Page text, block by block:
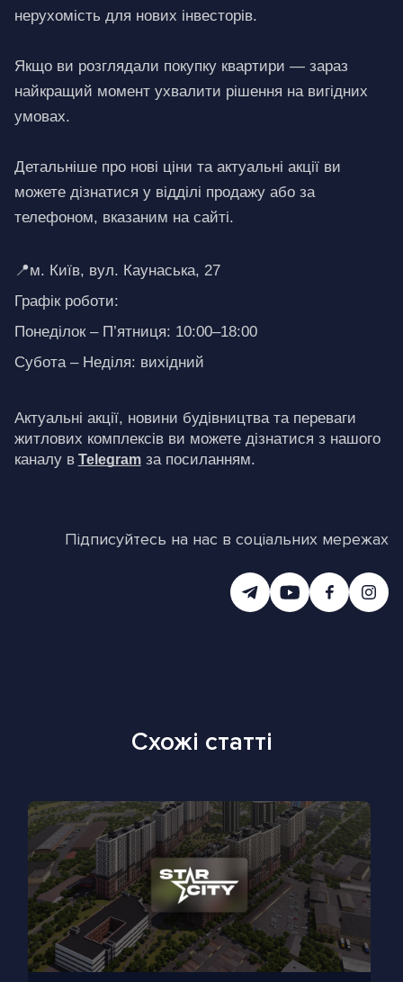
нерухомість для нових інвесторів.
Якщо ви розглядали покупку квартири — зараз
найкращий момент ухвалити рішення на вигідних
умовах.
Детальніше про нові ціни та актуальні акції ви
можете дізнатися у відділі продажу або за
телефоном, вказаним на сайті.
📍м. Київ, вул. Каунаська, 27
Графік роботи:
Понеділок – П’ятниця: 10:00–18:00
Субота – Неділя: вихідний
Актуальні акції, новини будівництва та переваги
житлових комплексів ви можете дізнатися з нашого
каналу в Telegram за посиланням.
Підписуйтесь на нас в соціальних мережах
Схожі статті